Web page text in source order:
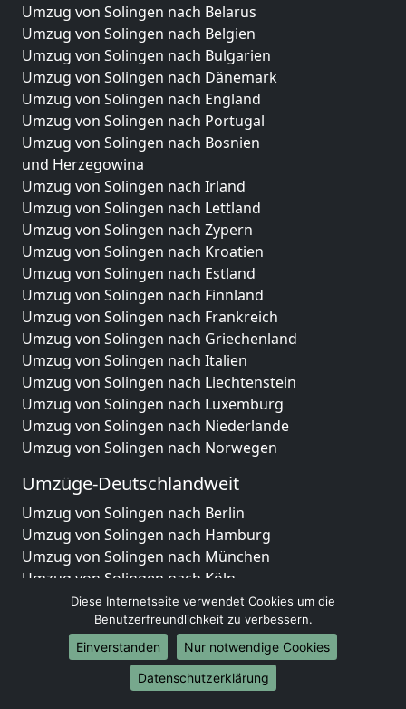
Umzug von Solingen nach Belarus
Umzug von Solingen nach Belgien
Umzug von Solingen nach Bulgarien
Umzug von Solingen nach Dänemark
Umzug von Solingen nach England
Umzug von Solingen nach Portugal
Umzug von Solingen nach Bosnien
und Herzegowina
Umzug von Solingen nach Irland
Umzug von Solingen nach Lettland
Umzug von Solingen nach Zypern
Umzug von Solingen nach Kroatien
Umzug von Solingen nach Estland
Umzug von Solingen nach Finnland
Umzug von Solingen nach Frankreich
Umzug von Solingen nach Griechenland
Umzug von Solingen nach Italien
Umzug von Solingen nach Liechtenstein
Umzug von Solingen nach Luxemburg
Umzug von Solingen nach Niederlande
Umzug von Solingen nach Norwegen
Umzüge-Deutschlandweit
Umzug von Solingen nach Berlin
Umzug von Solingen nach Hamburg
Umzug von Solingen nach München
Umzug von Solingen nach Köln
Umzug von Solingen nach Frankfurt am Main
Umzug von Solingen nach Stuttgart
Umzug von Solingen nach Düsseldorf
Umzug von Solingen nach Leipzig
Umzug von Solingen nach Dortmund
Diese Internetseite verwendet Cookies um die
Benutzerfreundlichkeit zu verbessern.
Einverstanden
Nur notwendige Cookies
Datenschutzerklärung